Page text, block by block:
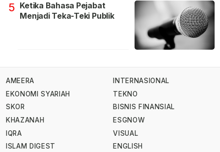
5 Ketika Bahasa Pejabat
Menjadi Teka-Teki Publik
AMEERA
EKONOMI SYARIAH
SKOR
KHAZANAH
IQRA
ISLAM DIGEST
INTERNASIONAL
TEKNO
BISNIS FINANSIAL
ESGNOW
VISUAL
ENGLISH